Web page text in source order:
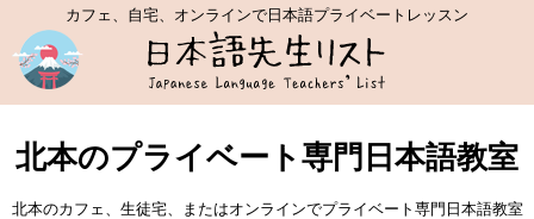
カフェ、自宅、オンラインで日本語プライベートレッスン
北本のプライベート専門日本語教室
北本のカフェ、生徒宅、またはオンラインでプライベート専門日本語教室